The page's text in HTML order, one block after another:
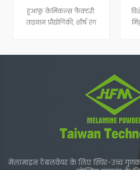
हुआफू केमिकल्स फैक्टरी:
ताइवान प्रौद्योगिकी, शीर्ष रंग
मेलामाइन टेबलवेयर के लिए स्थिर-उच्च